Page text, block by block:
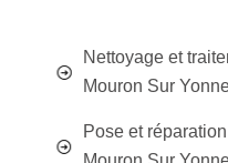
Nettoyage et
Mouron Sur
Pose et